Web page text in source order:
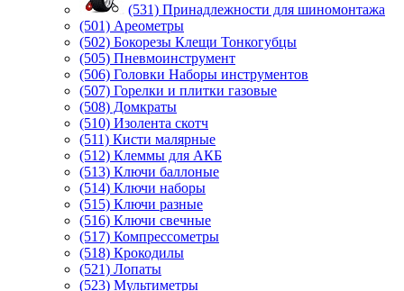
(531) Принадлежности для шиномонтажа
(501) Ареометры
(502) Бокорезы Клещи Тонкогубцы
(505) Пневмоинструмент
(506) Головки Наборы инструментов
(507) Горелки и плитки газовые
(508) Домкраты
(510) Изолента скотч
(511) Кисти малярные
(512) Клеммы для АКБ
(513) Ключи баллоные
(514) Ключи наборы
(515) Ключи разные
(516) Ключи свечные
(517) Компрессометры
(518) Крокодилы
(521) Лопаты
(523) Мультиметры